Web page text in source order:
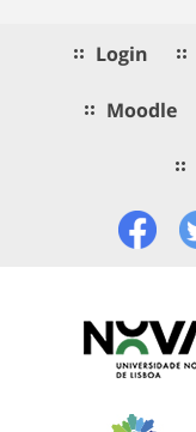
Login
Moodle